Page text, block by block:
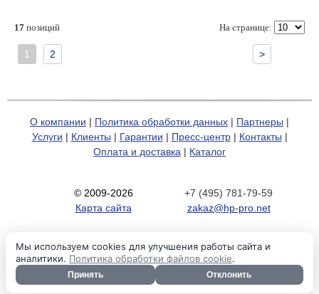
17 позиций
1 2 >
На странице:
О компании | Политика обработки данных | Партнеры |
Услуги | Клиенты | Гарантии | Пресс-центр| Контакты |
Оплата и доставка | Каталог
© 2009-2026
Карта сайта
+7 (495) 781-79-59
zakaz@hp-pro.net
Мы используем cookies для улучшения работы сайта и
аналитики. Политика обработки файлов cookie.
Принять Отклонить